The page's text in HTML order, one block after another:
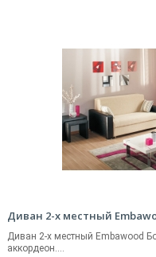
Диван 2-х местный
Диван 2-х местный Embawood
аккордеон....